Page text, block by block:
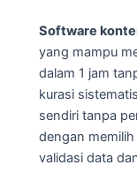
Software
yang mampu
dalam 1 jam
kurasi
sendiri tanpa
dengan
validasi data